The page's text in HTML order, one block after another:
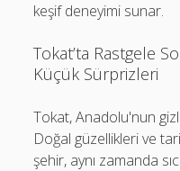
keşif deneyimi sunar.
Tokat’ta Rastgele
Küçük Sürprizleri
Tokat, Anadolu'nun
Doğal güzellikleri ve
şehir, aynı zamanda